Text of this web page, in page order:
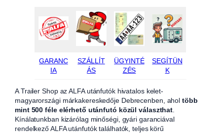
GARANC
IA
SZÁLLÍT
ÁS
ÜGYINTÉ
ZÉS
SEGÍTÜN
K
A Trailer Shop az ALFA utánfutók hivatalos kelet-
magyarországi márkakereskedője Debrecenben, aholtöbb
mint 500 féle elérhető utánfutó közül választhat
Kínálatunkban kizárólag minőségi, gyári garanciával
rendelkező ALFA utánfutók találhatók, teljes körű